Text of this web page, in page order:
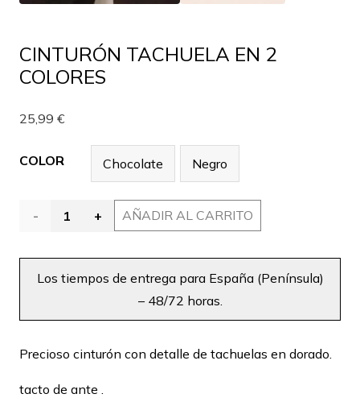
CINTURÓN TACHUELA EN 2
COLORES
25,99 €
COLOR Chocolate Negro
Cinturón
en 2
AÑADIR AL CARRITO
Los tiempos de entrega para España (Península)
– 48/72 horas.
Precioso cinturón con detalle de tachuelas en dorado.
tacto de ante .